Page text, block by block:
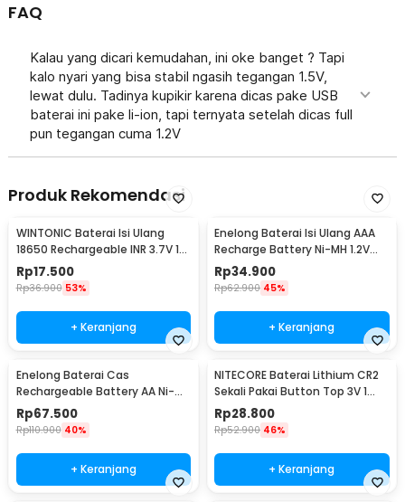
FAQ
Kalau yang dicari kemudahan, ini oke banget ? Tapi
kalo nyari yang bisa stabil ngasih tegangan 1.5V,
lewat dulu. Tadinya kupikir karena dicas pake USB
baterai ini pake li-ion, tapi ternyata setelah dicas full
pun tegangan cuma 1.2V
Produk Rekomendasi
WINTONIC Baterai Isi Ulang
18650 Rechargeable INR 3.7V 1
PCS 2200mAh
Rp17.500
Rp36.900 53%
+ Keranjang
Enelong Baterai Isi Ulang AAA
Recharge Battery Ni-MH 1.2V
900mAh 4 PCS - HR4
Rp34.900
Rp62.900 45%
+ Keranjang
Enelong Baterai Cas
Rechargeable Battery AA Ni-MH
1.2V 2100mAh 4 PCS - HR6
Rp67.500
Rp110.900 40%
+ Keranjang
NITECORE Baterai Lithium CR2
Sekali Pakai Button Top 3V 1
PCS - CR2
Rp28.800
Rp52.900 46%
+ Keranjang